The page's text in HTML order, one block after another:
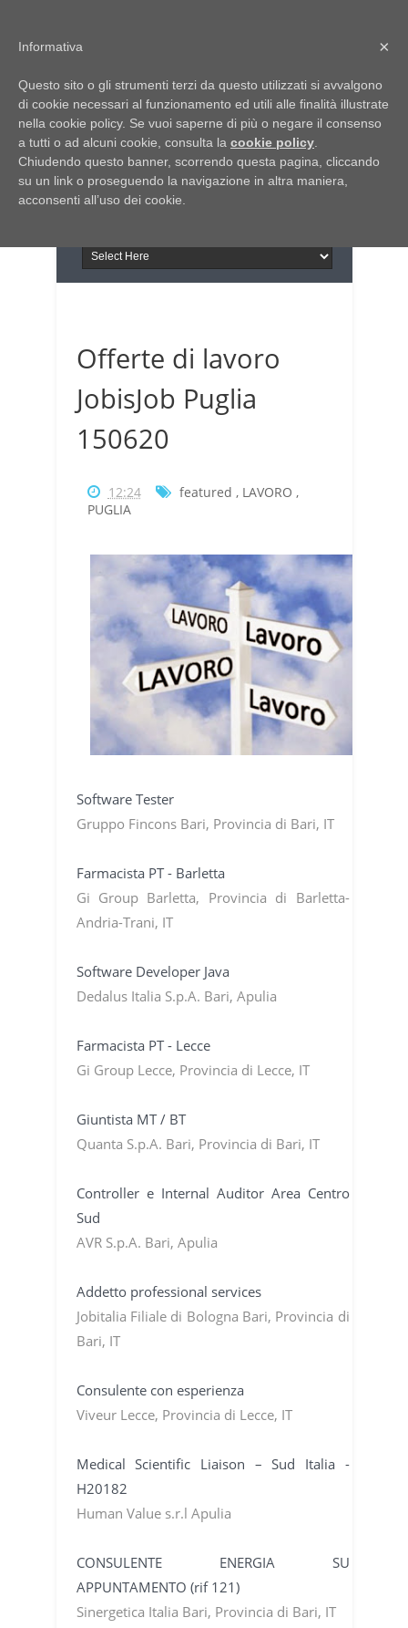
Italia Notizie
Giornale di Basilicata
Giornale di Puglia
INFORMAPUGLIA
Il portale n.1 del lavoro
in Puglia
Offerte di lavoro
JobisJob Puglia
150620
12:24 featured , LAVORO ,
PUGLIA
Software Tester
Gruppo Fincons Bari, Provincia di Bari, IT
Farmacista PT - Barletta
Gi Group Barletta, Provincia di Barletta-
Andria-Trani, IT
Software Developer Java
Dedalus Italia S.p.A. Bari, Apulia
Farmacista PT - Lecce
Gi Group Lecce, Provincia di Lecce, IT
Giuntista MT / BT
Quanta S.p.A. Bari, Provincia di Bari, IT
Controller e Internal Auditor Area Centro
Sud
AVR S.p.A. Bari, Apulia
Addetto professional services
Jobitalia Filiale di Bologna Bari, Provincia di
Bari, IT
Consulente con esperienza
Viveur Lecce, Provincia di Lecce, IT
Medical Scientific Liaison – Sud Italia -
H20182
Human Value s.r.l Apulia
CONSULENTE ENERGIA SU
APPUNTAMENTO (rif 121)
Sinergetica Italia Bari, Provincia di Bari, IT
×
Informativa
Questo sito o gli strumenti terzi da questo utilizzati si avvalgono
di cookie necessari al funzionamento ed utili alle finalità illustrate
nella cookie policy. Se vuoi saperne di più o negare il consenso
a tutti o ad alcuni cookie, consulta la cookie policy
Chiudendo questo banner, scorrendo questa pagina, cliccando
su un link o proseguendo la navigazione in altra maniera,
acconsenti all’uso dei cookie.